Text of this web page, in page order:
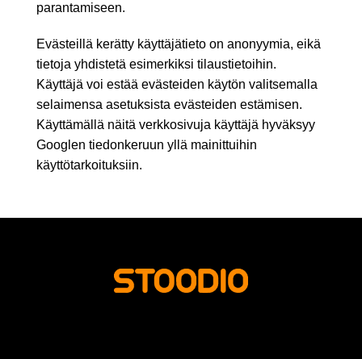
parantamiseen.
Evästeillä kerätty käyttäjätieto on anonyymia, eikä
tietoja yhdistetä esimerkiksi tilaustietoihin.
Käyttäjä voi estää evästeiden käytön valitsemalla
selaimensa asetuksista evästeiden estämisen.
Käyttämällä näitä verkkosivuja käyttäjä hyväksyy
Googlen tiedonkeruun yllä mainittuihin
käyttötarkoituksiin.